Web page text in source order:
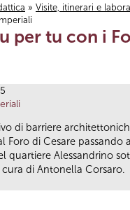
» Visite, itinerari e
per tu con i
di barriere
Foro di Cesare passando
quartiere Alessandrino
cura di Antonella Corsaro.